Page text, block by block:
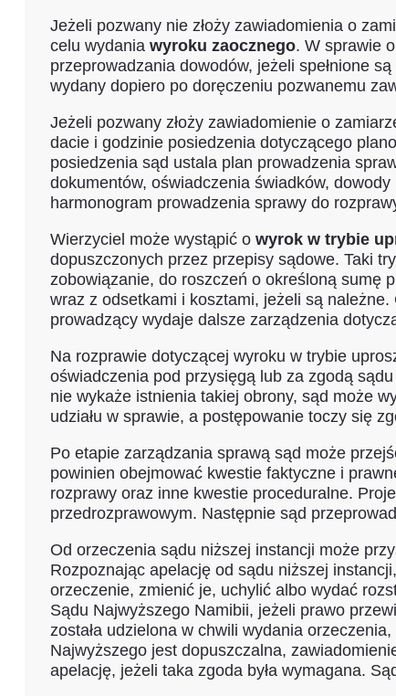
Jeżeli pozwany nie złoży zawiadomienia o
celu wydaniawyroku zaocznego. W sprawie
przeprowadzania dowodów, jeżeli spełnione
wydany dopiero po doręczeniu pozwanemu
Jeżeli pozwany złoży zawiadomienie o
dacie i godzinie posiedzenia dotyczącego
posiedzenia sąd ustala plan prowadzenia
dokumentów, oświadczenia świadków,
harmonogram prowadzenia sprawy do
Wierzyciel może wystąpić owyrok w trybie
dopuszczonych przez przepisy sądowe. Taki
zobowiązanie, do roszczeń o określoną sumę
wraz z odsetkami i kosztami, jeżeli są
prowadzący wydaje dalsze zarządzenia
Na rozprawie dotyczącej wyroku w trybie
oświadczenia pod przysięgą lub za zgodą
nie wykaże istnienia takiej obrony, sąd może
udziału w sprawie, a postępowanie toczy się
Po etapie zarządzania sprawą sąd może
powinien obejmować kwestie faktyczne i
rozprawy oraz inne kwestie proceduralne.
przedrozprawowym. Następnie sąd
Od orzeczenia sądu niższej instancji może
Rozpoznając apelację od sądu niższej
orzeczenie, zmienić je, uchylić albo wydać
Sądu Najwyższego Namibii, jeżeli prawo
została udzielona w chwili wydania
Najwyższego jest dopuszczalna,
apelację, jeżeli taka zgoda była wymagana.